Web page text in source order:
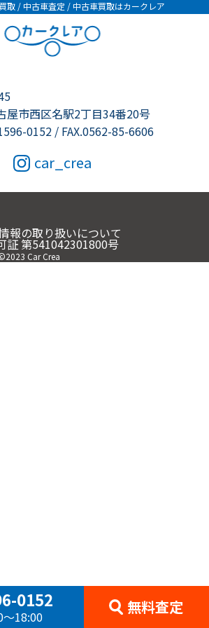
取 / 中古車査定 / 中古車買取はカークレア
0152
〜18:00 無料査定
屋市西区名駅2丁目34番20号
0152 / FAX.0562-85-6606
car_crea
報の取り扱いについて
証 第541042301800号
Car Crea